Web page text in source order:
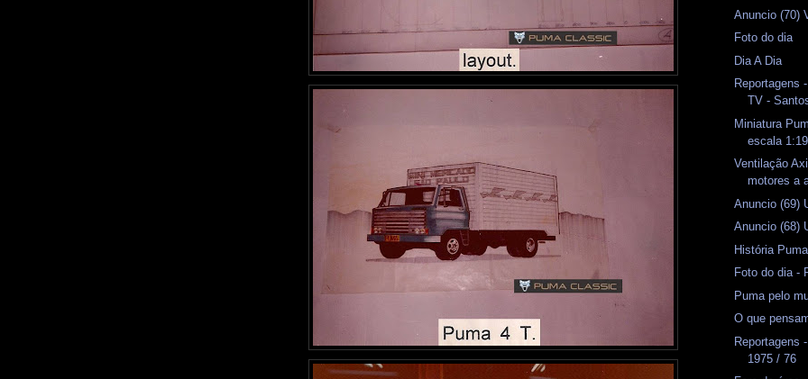
Anuncio (70)
Foto do dia
Dia A Dia
Reportagens
TV -
Miniatura
escala 1:19
Ventilação
motores a
Anuncio (69)
Anuncio (68)
História
Foto do dia -
Puma pelo
O que
Reportagens
1975 / 76